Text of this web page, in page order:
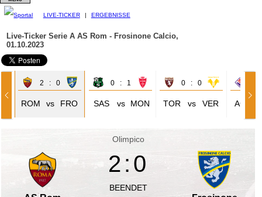
LIVE-TICKER | ERGEBNISSE
Live-Ticker Serie A AS Rom - Frosinone Calcio,
01.10.2023
2 : 0
ROM vs FRO
0 : 1
SAS vs MON
0 : 0
TOR vs VER ACF
Olimpico
2:0
BEENDET